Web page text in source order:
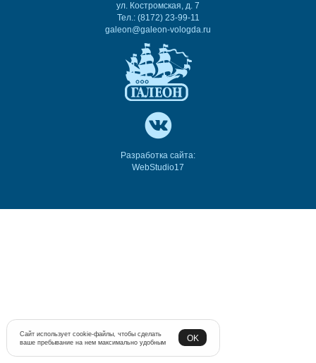
ул. Костромская, д. 7
Тел.: (8172) 23-99-11
galeon@galeon-vologda.ru
Разработка сайта:
WebStudio17
Сайт использует cookie-файлы, чтобы сделать
ваше пребывание на нем максимально удобным
OK